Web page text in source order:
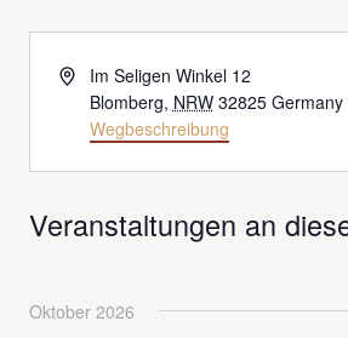
AdresseIm Seligen Winkel 12
Blomberg, NRW 32825 Germany
Wegbeschreibung
Veranstaltungen an
Oktober 2026